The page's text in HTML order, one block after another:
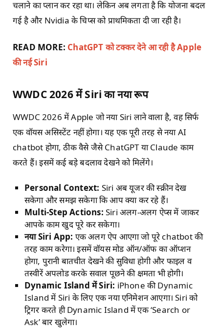
चलाने का प्लान कर रहा था। लेकिन अब लगता है कि योजना बदल
गई है और Nvidia के चिप्स को प्राथमिकता दी जा रही है।
READ MORE: ChatGPT को टक्कर देने आ रही है Apple
की नई Siri
WWDC 2026 में Siri का नया रूप
WWDC 2026 में Apple जो नया Siri लाने वाला है, वह सिर्फ
एक वॉयस असिस्टेंट नहीं होगा। यह एक पूरी तरह से नया AI
chatbot होगा, ठीक वैसे जैसे ChatGPT या Claude काम
करते हैं। इसमें कई बड़े बदलाव देखने को मिलेंगे।
Personal Context: Siri अब यूजर की स्क्रीन देख
सकेगा और समझ सकेगा कि आप क्या कर रहे हैं।
Multi-Step Actions: Siri अलग-अलग ऐप्स में जाकर
आपके काम खुद पूरे कर सकेगा।
नया Siri App: एक अलग ऐप आएगा जो पूरे chatbot की
तरह काम करेगा। इसमें वॉयस मोड ऑन/ऑफ का ऑप्शन
होगा, पुरानी बातचीत देखने की सुविधा होगी और फाइल व
तस्वीरें अपलोड करके सवाल पूछने की क्षमता भी होगी।
Dynamic Island में Siri: iPhone की Dynamic
Island में Siri के लिए एक नया एनिमेशन आएगा। Siri को
ट्रिगर करते ही Dynamic Island में एक ‘Search or
Ask’ बार खुलेगा।